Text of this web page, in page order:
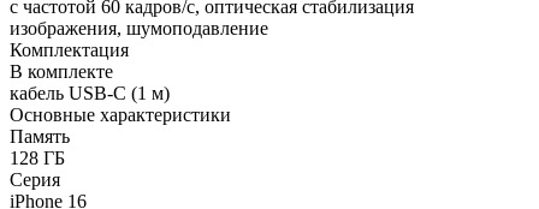
с частотой 60 кадров/с, оптическая стабилизация
изображения, шумоподавление
Комплектация
В комплекте
кабель USB-С (1 м)
Основные характеристики
Память
128 ГБ
Серия
iPhone 16